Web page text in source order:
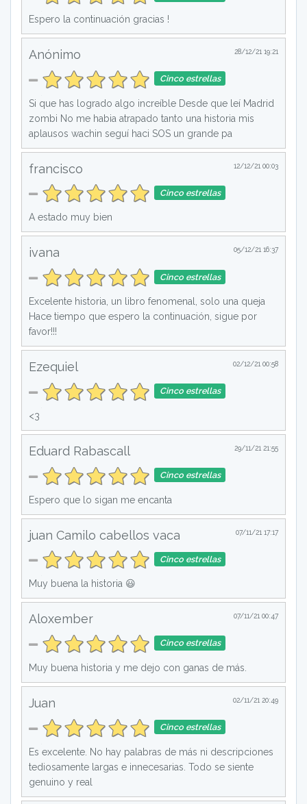
Espero la continuación gracias !
28/12/21 19:21
Anónimo
Cinco estrellas
Si que has logrado algo increíble Desde que leí Madrid
zombi No me habia atrapado tanto una historia mis
aplausos wachin seguí haci SOS un grande pa
12/12/21 00:03
francisco
Cinco estrellas
A estado muy bien
05/12/21 16:37
ivana
Cinco estrellas
Excelente historia, un libro fenomenal, solo una queja
Hace tiempo que espero la continuación, sigue por
favor!!!
02/12/21 00:58
Ezequiel
Cinco estrellas
<3
29/11/21 21:55
Eduard Rabascall
Cinco estrellas
Espero que lo sigan me encanta
07/11/21 17:17
juan Camilo cabellos vaca
Cinco estrellas
Muy buena la historia 😃
07/11/21 00:47
Aloxember
Cinco estrellas
Muy buena historia y me dejo con ganas de más.
02/11/21 20:49
Juan
Cinco estrellas
Es excelente. No hay palabras de más ni descripciones
tediosamente largas e innecesarias. Todo se siente
genuino y real